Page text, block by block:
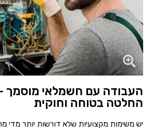
העבודה עם חשמלאי מוסמך
החלטה בטוחה וחוקית
יש משימות מקצועיות שלא דורשות יותר מדי